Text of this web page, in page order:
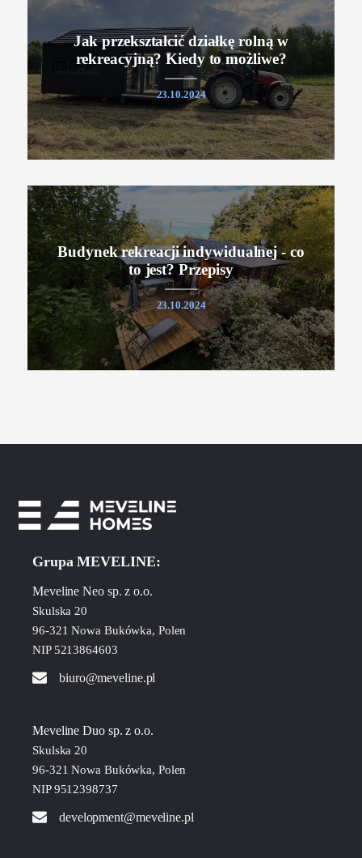
Jak przekształcić działkę rolną w
rekreacyjną? Kiedy to możliwe?
23.10.2024
Budynek rekreacji indywidualnej - co
to jest? Przepisy
23.10.2024
Grupa MEVELINE:
Meveline Neo sp. z o.o.
Skulska 20
96-321 Nowa Bukówka, Polen
NIP 5213864603
biuro@meveline.pl
Meveline Duo sp. z o.o.
Skulska 20
96-321 Nowa Bukówka, Polen
NIP 9512398737
development@meveline.pl